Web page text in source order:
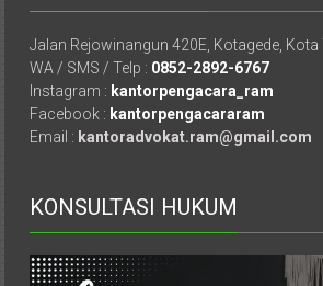
Law
Office
Law
Firm
Kantor
Pengacara
Jalan Rejowinangun 420E, Kotagede,
WA / SMS / Telp : 0852-2892-6767
Instagram : kantorpengacara_ram
Facebook : kantorpengacararam
Email : kantoradvokat.ram@gmail.com
KONSULTASI HUKUM